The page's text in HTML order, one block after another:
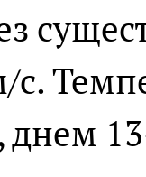
днем